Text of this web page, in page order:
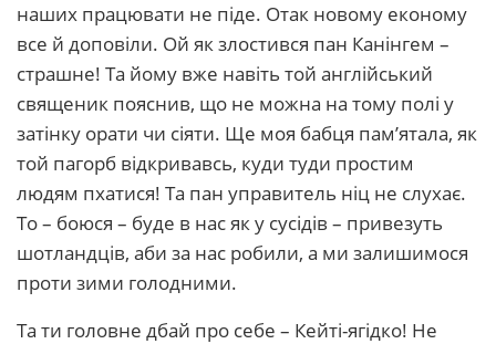
наших працювати не піде. Отак новому економу
все й доповіли. Ой як злостився пан Канінгем –
страшне! Та йому вже навіть той англійський
священик пояснив, що не можна на тому полі у
затінку орати чи сіяти. Ще моя бабця пам’ятала, як
той пагорб відкривавсь, куди туди простим
людям пхатися! Та пан управитель ніц не слухає.
То – боюся – буде в нас як у сусідів – привезуть
шотландців, аби за нас робили, а ми залишимося
проти зими голодними.
Та ти головне дбай про себе – Кейті-ягідко! Не